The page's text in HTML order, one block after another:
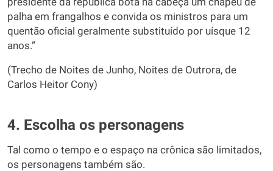
palha em frangalhos e convida os ministros para um
quentão oficial geralmente substituído por uísque 12
anos.”
(Trecho de Noites de Junho, Noites de Outrora, de
Carlos Heitor Cony)
4. Escolha os personagens
Tal como o tempo e o espaço na crônica são limitados,
os personagens também são.